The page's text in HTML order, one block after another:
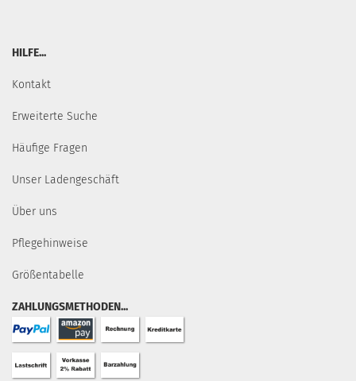
HILFE...
Kontakt
Erweiterte Suche
Häufige Fragen
Unser Ladengeschäft
Über uns
Pflegehinweise
Größentabelle
ZAHLUNGSMETHODEN...